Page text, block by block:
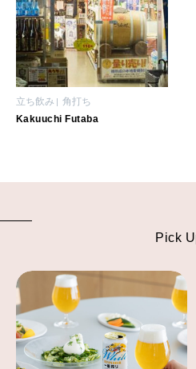
2026年3月号「スイー
2026年2月号「良運を掴
2026年1月号「猫が
2025年12月号「お
立ち飲み 角打ち
Kakuuchi Futaba
Pick